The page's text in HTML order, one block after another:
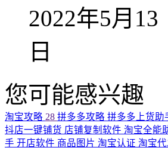
2022年5月13
日
您可能感兴趣
淘宝攻略 28 拼多多攻略 拼多多上货助
抖店一键铺货 店铺复制软件 淘宝全能
手 开店软件 商品图片 淘宝认证 淘宝